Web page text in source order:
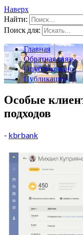
Наверх
Найти:
Поиск для:
Главная
Обратная связь
Опубликовано
Публикации
Особые
подходов
- kbrbank